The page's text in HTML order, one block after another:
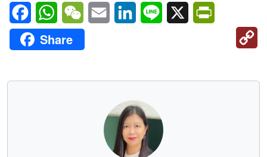
FacebookWhatsAppWeChatEmail LinkedInLine X
Share